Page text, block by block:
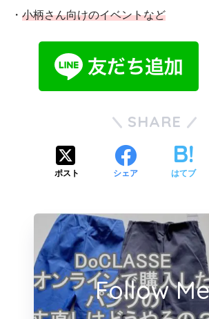
・ 小柄さん向けのイベントなど
SHARE
ポスト シェア はてブ
Follow